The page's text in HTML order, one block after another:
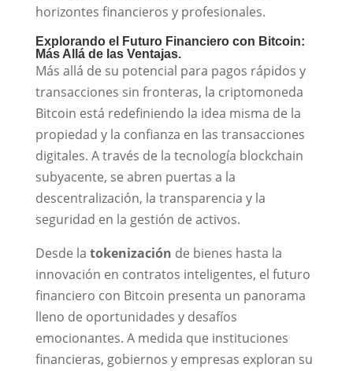
horizontes financieros y profesionales.
Explorando el Futuro Financiero con Bitcoin:
Más Allá de las Ventajas.
Más allá de su potencial para pagos rápidos y
transacciones sin fronteras, la criptomoneda
Bitcoin está redefiniendo la idea misma de la
propiedad y la confianza en las transacciones
digitales. A través de la tecnología blockchain
subyacente, se abren puertas a la
descentralización, la transparencia y la
seguridad en la gestión de activos.
Desde la tokenización de bienes hasta la
innovación en contratos inteligentes, el futuro
financiero con Bitcoin presenta un panorama
lleno de oportunidades y desafíos
emocionantes. A medida que instituciones
financieras, gobiernos y empresas exploran su